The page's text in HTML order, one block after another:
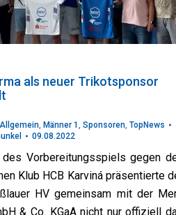
als neuer Trikotsponsor
Allgemein, Männer 1 , Sponsoren, TopNews
09.08.2022
Vorbereitungsspiels gegen
Klub HCB Karviná präsentierte
HV gemeinsam mit der
& Co. KGaA nicht nur offiziell